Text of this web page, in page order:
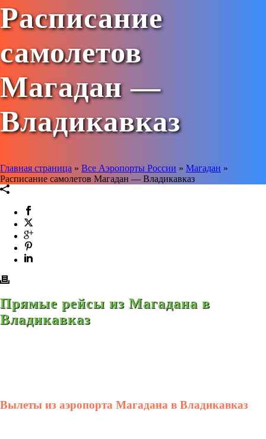
Расписание
самолетов
Магадан —
Владикавказ
Главная страница » Все Аэропорты России » Магадан »
Расписание самолетов Магадан — Владикавказ
Прямые рейсы из Магадана в
Владикавказ
Вылеты из аэропорта Магадана в Владикавказ